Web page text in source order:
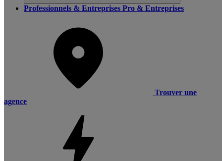
Professionnels & Entreprises Pro & Entreprises
Trouver une
agence